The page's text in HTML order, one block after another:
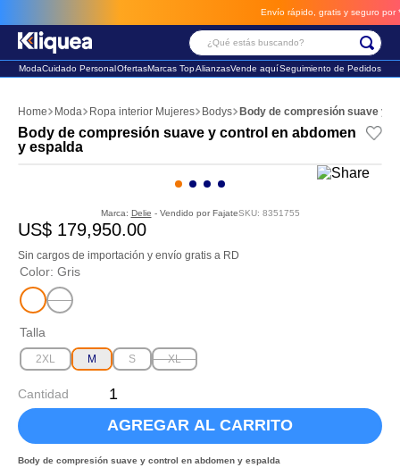
Envío rápido, gratis y seguro por
¿Qué estás buscando?
ModaCuidado PersonalOfertasMarcas TopAlianzasVende aquíSeguimiento de Pedidos
Moda Ropa interior Mujeres Bodys Body de compresión suave y
Body de compresión suave y control en abdomen
y espalda
Marca: Delie - Vendido por FajateSKU: 8351755
US$ 179,950.00
Sin cargos de importación y envío gratis a RD
Color: Gris
Talla
2XL M S XL
Cantidad
AGREGAR AL CARRITO
Body de compresión suave y control en abdomen y espalda
2 sandalia